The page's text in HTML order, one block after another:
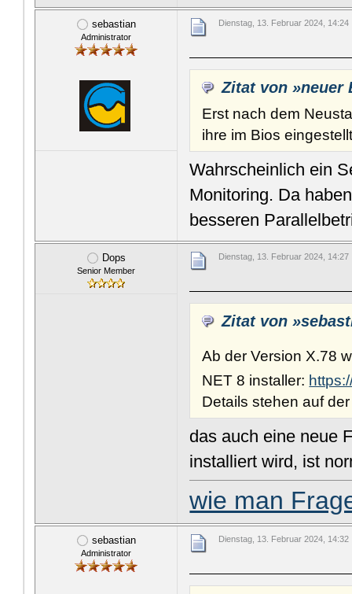
sebastian
Administrator
Dienstag, 13. Februar 2024, 14:24
Zitat von »neuer
Erst nach dem
ihre im Bios
Wahrscheinlich ein
Monitoring. Da
besseren
Dops
Senior Member
Dienstag, 13. Februar 2024, 14:27
Zitat von
Ab der Version X.78
NET 8 installer:
Details stehen auf
das auch eine neue
installiert wird, ist
wie man
sebastian
Administrator
Dienstag, 13. Februar 2024, 14:32